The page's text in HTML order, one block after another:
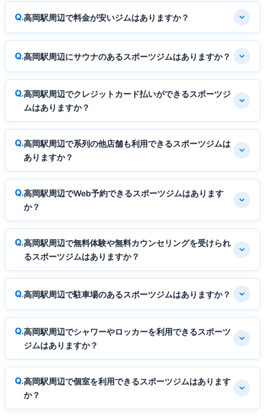
高岡駅周辺で料金が安いジムはありますか？
高岡駅周辺にサウナのあるスポーツジムはありますか？
高岡駅周辺でクレジットカード払いができるスポーツジ
ムはありますか？
高岡駅周辺で系列の他店舗も利用できるスポーツジムは
ありますか？
高岡駅周辺でWeb予約できるスポーツジムはあります
か？
高岡駅周辺で無料体験や無料カウンセリングを受けられ
るスポーツジムはありますか？
高岡駅周辺で駐車場のあるスポーツジムはありますか？
高岡駅周辺でシャワーやロッカーを利用できるスポーツ
ジムはありますか？
高岡駅周辺で個室を利用できるスポーツジムはあります
か？